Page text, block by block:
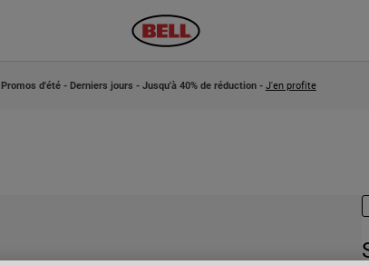
Promos d'été - Derniers jours - Jusqu'à 40% de réduction - J'en profite